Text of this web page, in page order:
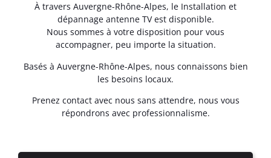
À travers Auvergne-Rhône-Alpes, le Installation et
dépannage antenne TV est disponible.
Nous sommes à votre disposition pour vous
accompagner, peu importe la situation.
Basés à Auvergne-Rhône-Alpes, nous connaissons bien
les besoins locaux.
Prenez contact avec nous sans attendre, nous vous
répondrons avec professionnalisme.